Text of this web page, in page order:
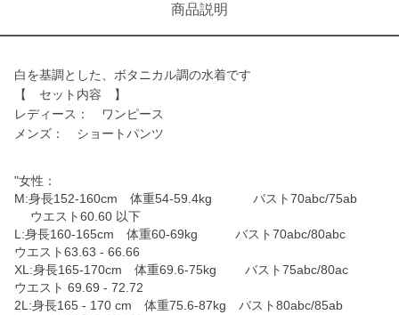
商品説明
白を基調とした、ボタニカル調の水着です
【 セット内容 】
レディース： ワンピース
メンズ： ショートパンツ
"女性：
M:身長152-160cm 体重54-59.4kg バスト70abc/75ab
ウエスト60.60 以下
L:身長160-165cm 体重60-69kg バスト70abc/80abc
ウエスト63.63 - 66.66
XL:身長165-170cm 体重69.6-75kg バスト75abc/80ac
ウエスト 69.69 - 72.72
2L:身長165 - 170 cm 体重75.6-87kg バスト80abc/85ab